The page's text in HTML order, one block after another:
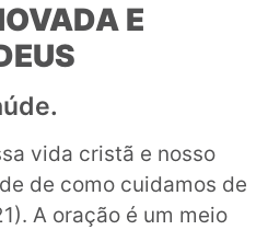
E
vida cristã e nosso
de como cuidamos de
A oração é um meio